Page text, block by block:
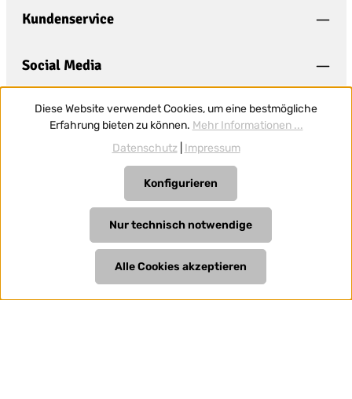
bin mit ihnen einverstanden.
Kundenservice
Social Media
Vertrag widerrufen
Alle Preise inkl. gesetzl. Mehrwertsteuer zzgl.Versandkosten
und ggf. Nachnahmegebühren, wenn nicht anders
Diese Website verwendet Cookies, um eine bestmögliche
Erfahrung bieten zu können. Mehr Informationen ...
Datenschutz| Impressum
Nur technisch notwendige
Konfigurieren
Alle Cookies akzeptieren